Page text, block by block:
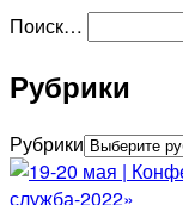
Поиск…
Рубрики
Рубрики